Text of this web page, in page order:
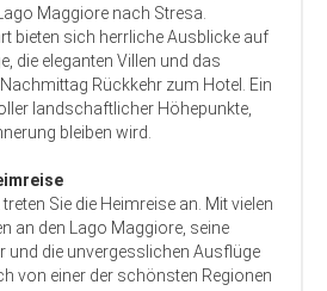
Maggiore nach Stresa.
bieten sich herrliche Ausblicke auf
die eleganten Villen und das
Rückkehr zum Hotel. Ein
landschaftlicher Höhepunkte,
bleiben wird.
Sie die Heimreise an. Mit vielen
an den Lago Maggiore, seine
und die unvergesslichen Ausflüge
von einer der schönsten Regionen